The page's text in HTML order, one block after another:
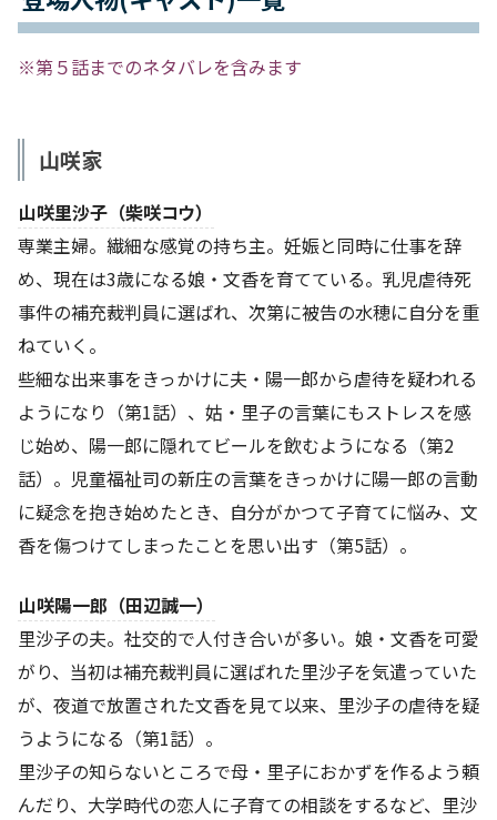
※第５話までのネタバレを含みます
山咲家
山咲里沙子（柴咲コウ）
専業主婦。繊細な感覚の持ち主。妊娠と同時に仕事を辞
め、現在は3歳になる娘・文香を育てている。乳児虐待死
事件の補充裁判員に選ばれ、次第に被告の水穂に自分を重
ねていく。
些細な出来事をきっかけに夫・陽一郎から虐待を疑われる
ようになり（第1話）、姑・里子の言葉にもストレスを感
じ始め、陽一郎に隠れてビールを飲むようになる（第2
話）。児童福祉司の新庄の言葉をきっかけに陽一郎の言動
に疑念を抱き始めたとき、自分がかつて子育てに悩み、文
香を傷つけてしまったことを思い出す（第5話）。
山咲陽一郎（田辺誠一）
里沙子の夫。社交的で人付き合いが多い。娘・文香を可愛
がり、当初は補充裁判員に選ばれた里沙子を気遣っていた
が、夜道で放置された文香を見て以来、里沙子の虐待を疑
うようになる（第1話）。
里沙子の知らないところで母・里子におかずを作るよう頼
んだり、大学時代の恋人に子育ての相談をするなど、里沙